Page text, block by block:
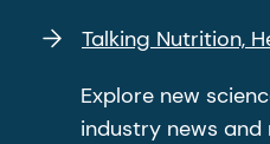
Talking Nutrition,
Explore new
industry news